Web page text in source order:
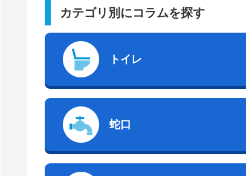
カテゴリ別にコラムを探す
トイレ
蛇口